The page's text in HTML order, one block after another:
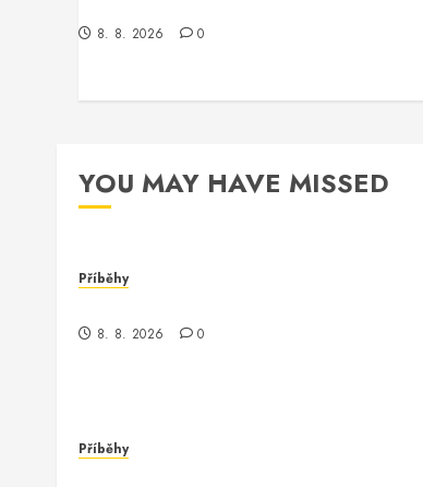
8. 8. 2026 0
YOU MAY HAVE MISSED
Příběhy
8. 8. 2026 0
Příběhy